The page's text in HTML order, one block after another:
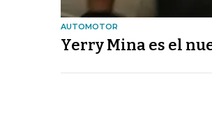
AUTOMOTOR
Yerry Mina es el